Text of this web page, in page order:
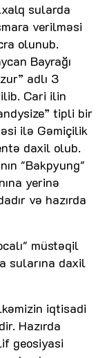
sularda
verilməsi
olunub.
Bayrağı
adlı 3
Cari ilin
tipli bir
ilə Gəmiçilik
daxil olub.
"Bakpyung"
yerinə
və hazırda
müstəqil
sularına daxil
iqtisadi
Hazırda
geosiyasi